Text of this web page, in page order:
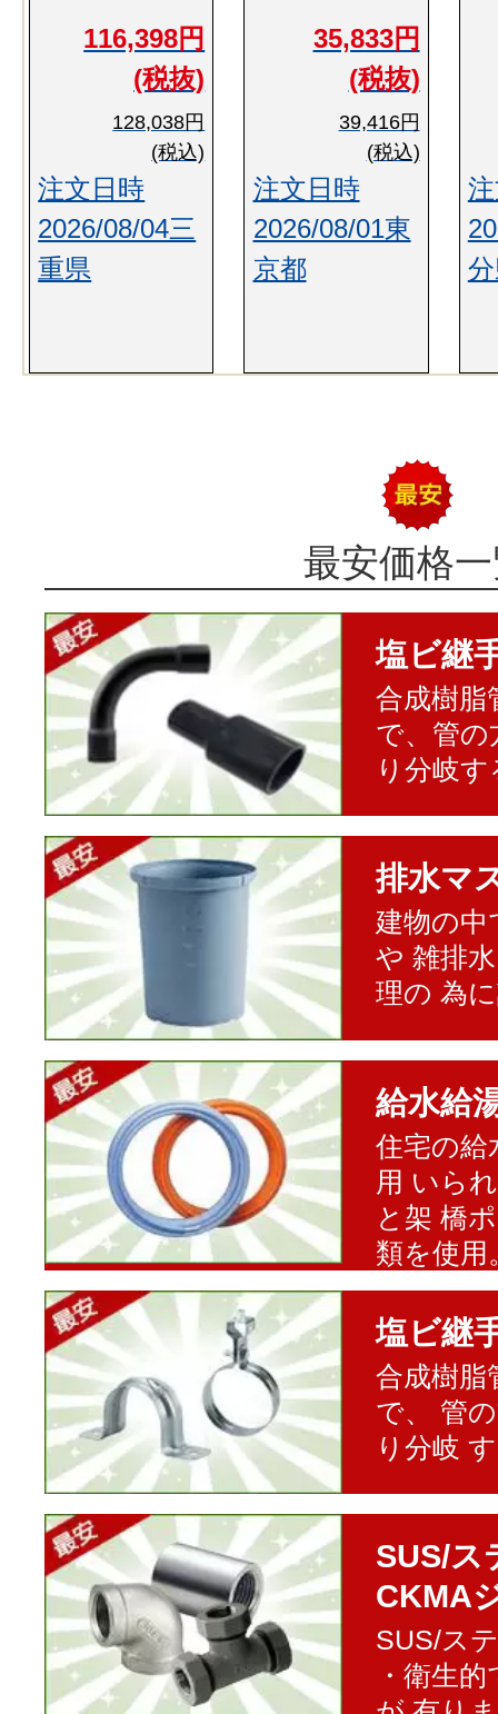
116,398円
(税抜)
128,038円
(税込)
注文日時
2026/08/04三
重県
35,833円
(税抜)
39,416円
(税込)
注文日時
2026/08/01東
京都
最安価格
塩ビ継
合成樹脂
で、管の
り分岐
排水マ
建物の中
や 雑排
理の 為
給水給
住宅の給
用 いら
と架 橋
類を使用
塩ビ継
合成樹脂
で、 管
り分岐
SUS/ス
CKMA
SUS/ス
・衛生